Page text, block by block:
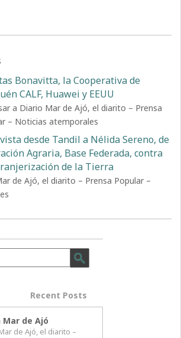
Bonavitta, la Cooperativa de
CALF, Huawei y EEUU
a Diario Mar de Ajó, el diarito – Prensa
– Noticias atemporales
desde Tandil a Nélida Sereno, de
Agraria, Base Federada, contra
de la Tierra
de Ajó, el diarito – Prensa Popular –
Recent Posts
Mar de Ajó
de Ajó, el diarito –